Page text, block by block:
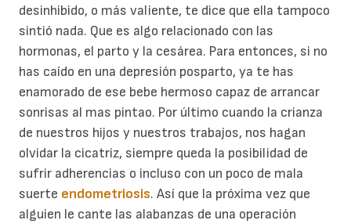
desinhibido, o más valiente, te dice que ella tampoco
sintió nada. Que es algo relacionado con las
hormonas, el parto y la cesárea. Para entonces, si no
has caído en una depresión posparto, ya te has
enamorado de ese bebe hermoso capaz de arrancar
sonrisas al mas pintao. Por último cuando la crianza
de nuestros hijos y nuestros trabajos, nos hagan
olvidar la cicatriz, siempre queda la posibilidad de
sufrir adherencias o incluso con un poco de mala
suerte endometriosis. Así que la próxima vez que
alguien le cante las alabanzas de una operación